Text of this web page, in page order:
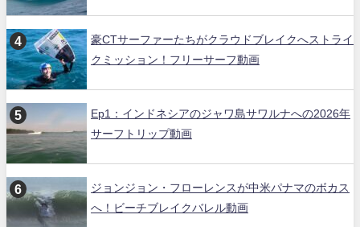
豪CTサーファーたちがクラウドブレイクへストライ
クミッション！フリーサーフ動画
Ep1：インドネシアのジャワ島サワルナへの2026年
サーフトリップ動画
ジョンジョン・フローレンスが中米パナマのボカス
へ！ビーチブレイクバレル動画